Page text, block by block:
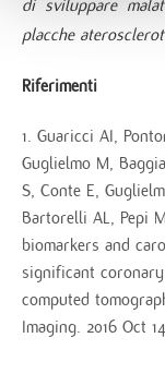
di sviluppare
placche
Riferimenti
Guaricci AI,
Guglielmo M,
S, Conte E,
Bartorelli AL, Pepi
biomarkers and
significant
computed
Imaging. 2016 Oct